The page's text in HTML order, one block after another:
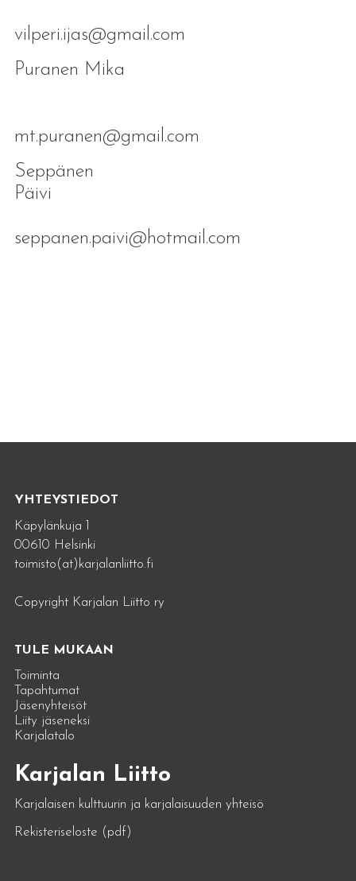
vilperi.ijas@gmail.com
Puranen Mika
mt.puranen@gmail.com
Seppänen
seppanen.paivi@hotmail.com
YHTEYSTIEDOT
Käpylänkuja 1
00610 Helsinki
toimisto(at)karjalanliitto.fi
Copyright Karjalan Liitto ry
TULE MUKAAN
Toiminta
Tapahtumat
Jäsenyhteisöt
Liity jäseneksi
Karjalatalo
Karjalan Liitto
Karjalaisen kulttuurin ja karjalaisuuden yhteisö
Rekisteriseloste (pdf)